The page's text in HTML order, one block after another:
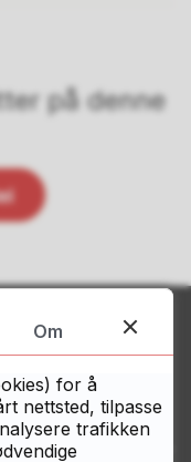
på denne
Om
for å
nettsted, tilpasse
trafikken